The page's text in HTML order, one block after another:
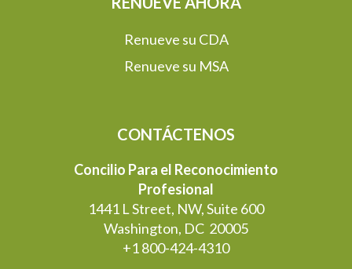
Renueve su CDA
Renueve su MSA
CONTÁCTENOS
Concilio Para el Reconocimiento
Profesional
1441 L Street, NW, Suite 600
Washington, DC 20005
+1 800-424-4310